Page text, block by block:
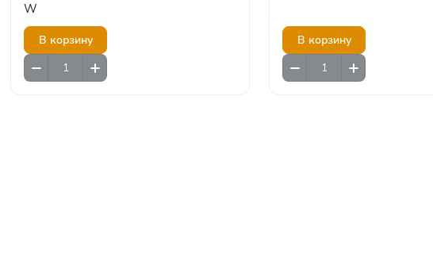
W
В корзину В корзину